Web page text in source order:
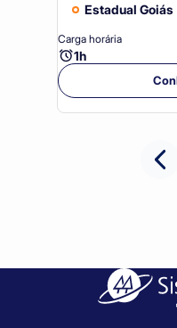
financeiro e
das melhores
certificações
em sintonia com
com a
investimento.
Estadual Goiás
Carga horária
1h